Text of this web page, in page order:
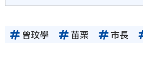
曾玟學 苗栗 市長